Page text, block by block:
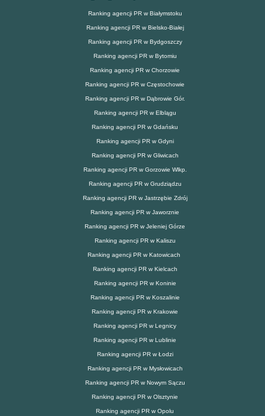
Ranking agencji PR w Białymstoku
Ranking agencji PR w Bielsko-Białej
Ranking agencji PR w Bydgoszczy
Ranking agencji PR w Bytomiu
Ranking agencji PR w Chorzowie
Ranking agencji PR w Częstochowie
Ranking agencji PR w Dąbrowie Gór.
Ranking agencji PR w Elblągu
Ranking agencji PR w Gdańsku
Ranking agencji PR w Gdyni
Ranking agencji PR w Gliwicach
Ranking agencji PR w Gorzowie Wlkp.
Ranking agencji PR w Grudziądzu
Ranking agencji PR w Jastrzębie Zdrój
Ranking agencji PR w Jaworznie
Ranking agencji PR w Jeleniej Górze
Ranking agencji PR w Kaliszu
Ranking agencji PR w Katowicach
Ranking agencji PR w Kielcach
Ranking agencji PR w Koninie
Ranking agencji PR w Koszalinie
Ranking agencji PR w Krakowie
Ranking agencji PR w Legnicy
Ranking agencji PR w Lublinie
Ranking agencji PR w Łodzi
Ranking agencji PR w Mysłowicach
Ranking agencji PR w Nowym Sączu
Ranking agencji PR w Olsztynie
Ranking agencji PR w Opolu